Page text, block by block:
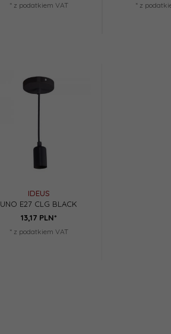
* z podatkiem VAT * z
IDEUS
UNO E27 CLG BLACK
13,17 PLN*
* z podatkiem VAT